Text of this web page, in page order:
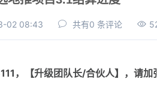
02 08:43 共有0 条评论
，【升级团队长/合伙人】，请加